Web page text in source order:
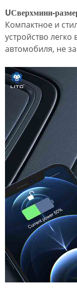
UСверхмини-
Компактное и
устройство
автомобиля, не